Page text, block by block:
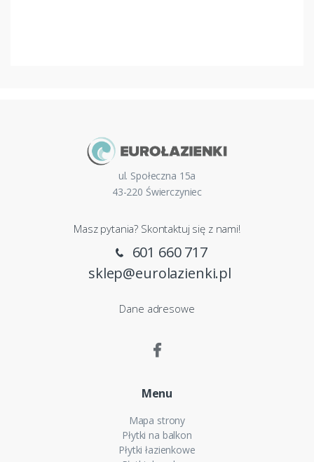
ul. Społeczna 15a
43-220 Świerczyniec
Masz pytania? Skontaktuj się z nami!
601 660 717
sklep@eurolazienki.pl
Dane adresowe
Menu
Mapa strony
Płytki na balkon
Płytki łazienkowe